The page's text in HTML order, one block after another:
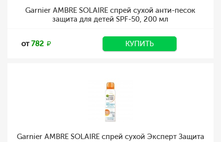
Garnier AMBRE SOLAIRE спрей сухой анти-песок
защита для детей SPF-50, 200 мл
от782 КУПИТЬ
Garnier AMBRE SOLAIRE спрей сухой Эксперт Защита